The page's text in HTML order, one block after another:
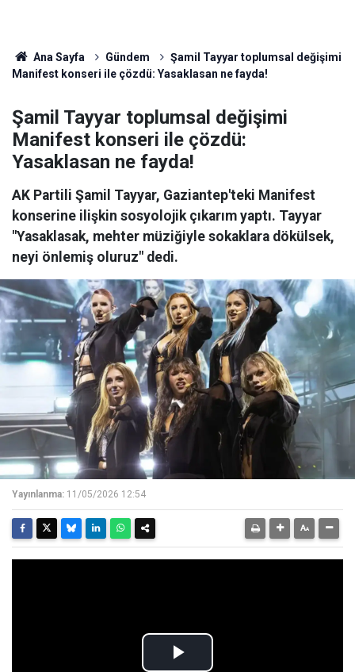
Ana Sayfa Gündem
Şamil Tayyar toplumsal değişimi
Manifest konseri ile çözdü: Yasaklasan ne fayda!
Şamil Tayyar toplumsal değişimi
Manifest konseri ile çözdü:
Yasaklasan ne fayda!
AK Partili Şamil Tayyar, Gaziantep'teki Manifest
konserine ilişkin sosyolojik çıkarım yaptı. Tayyar
"Yasaklasak, mehter müziğiyle sokaklara dökülsek,
neyi önlemiş oluruz" dedi.
Yayınlanma: 11/05/2026 12:54